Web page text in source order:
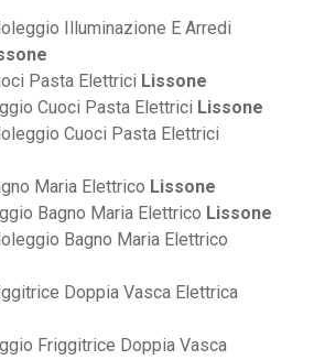
Illuminazione E Arredi
Pasta Elettrici Lissone
Cuoci Pasta Elettrici Lissone
Cuoci Pasta Elettrici
Maria Elettrico Lissone
Bagno Maria Elettrico Lissone
Bagno Maria Elettrico
Doppia Vasca Elettrica
Friggitrice Doppia Vasca